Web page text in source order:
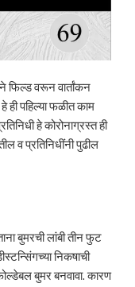
फिल्ड वरून वार्तांकन
ही पहिल्या फळीत काम
हे कोरोनाग्रस्त ही
व प्रतिनिधींनी पुढील
बुमरची लांबी तीन फुट
निकषाची
बुमर बनवावा. कारण